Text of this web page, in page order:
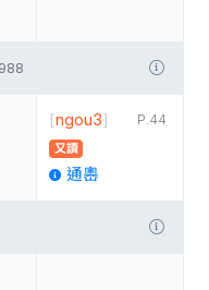
P.44
[ngou3]
又讀
通嶴